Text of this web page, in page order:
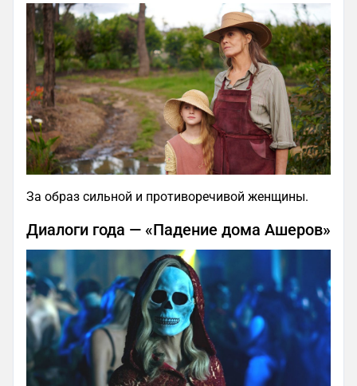
За образ сильной и противоречивой женщины.
Диалоги года — «Падение дома Ашеров»